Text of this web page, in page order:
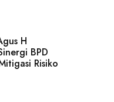
H
BPD
Risiko